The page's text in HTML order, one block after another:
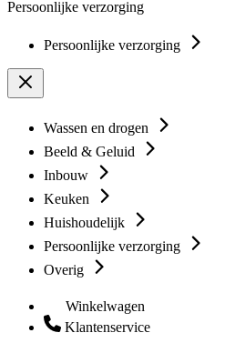
Persoonlijke verzorging
Persoonlijke verzorging
Wassen en drogen
Beeld & Geluid
Inbouw
Keuken
Huishoudelijk
Persoonlijke verzorging
Overig
Winkelwagen
Klantenservice